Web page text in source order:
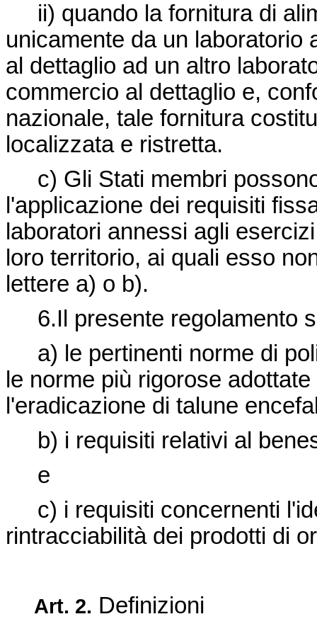
ii) quando la fornitura di
unicamente da un laboratorio
al dettaglio ad un altro
commercio al dettaglio e,
nazionale, tale fornitura
localizzata e ristretta.
c) Gli Stati membri
l'applicazione dei requisiti
laboratori annessi agli
loro territorio, ai quali esso
lettere a) o b).
6.Il presente regolamento
a) le pertinenti norme di
le norme più rigorose
l'eradicazione di talune
b) i requisiti relativi al
e
c) i requisiti concernenti
rintracciabilità dei prodotti di
Art. 2. Definizioni